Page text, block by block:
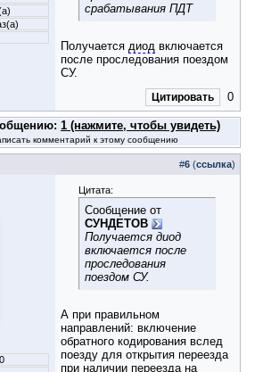
срабатывания ПДТ
Получается диод включается
после проследования поездом
СУ.
Цитировать 0
1 (нажмите, чтобы увидеть)
комментарий к этому сообщению
#6 (ссылка)
Цитата:
Сообщение от
СУНДЕТОВ
Получается диод
включается после
проследования
поездом СУ.
А при правильном
направлений: включение
обратного кодирования вслед
поезду для открытия переезда
при наличии переезда на